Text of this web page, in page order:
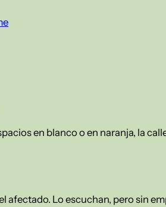
en blanco o en naranja, la
afectado. Lo escuchan, pero sin